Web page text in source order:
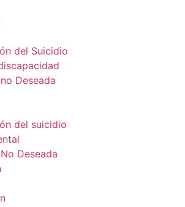
del Suicidio
Deseada
del suicidio
Deseada